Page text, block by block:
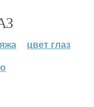
цвет глаз